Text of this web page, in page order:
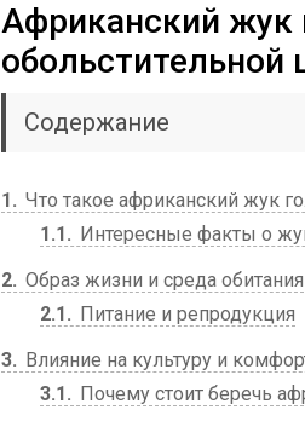
Африканский жук
Содержание
1
Что такое африканский жук
1.1
Интересные факты о
2 Образ жизни и среда обитания
2.1
Питание и репродукция
3
Влияние на культуру и
3.1
Почему стоит беречь